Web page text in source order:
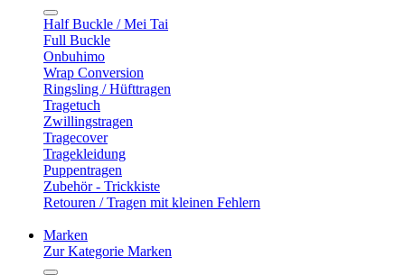
Half Buckle / Mei Tai
Full Buckle
Onbuhimo
Wrap Conversion
Ringsling / Hüfttragen
Tragetuch
Zwillingstragen
Tragecover
Tragekleidung
Puppentragen
Zubehör - Trickkiste
Retouren / Tragen mit kleinen Fehlern
Marken
Zur Kategorie Marken